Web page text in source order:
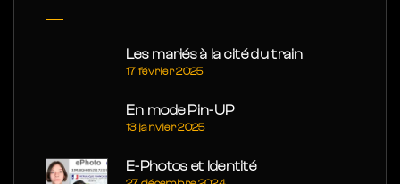
Les mariés à la cité du train
17 février 2025
En mode Pin-UP
13 janvier 2025
E-Photos et Identité